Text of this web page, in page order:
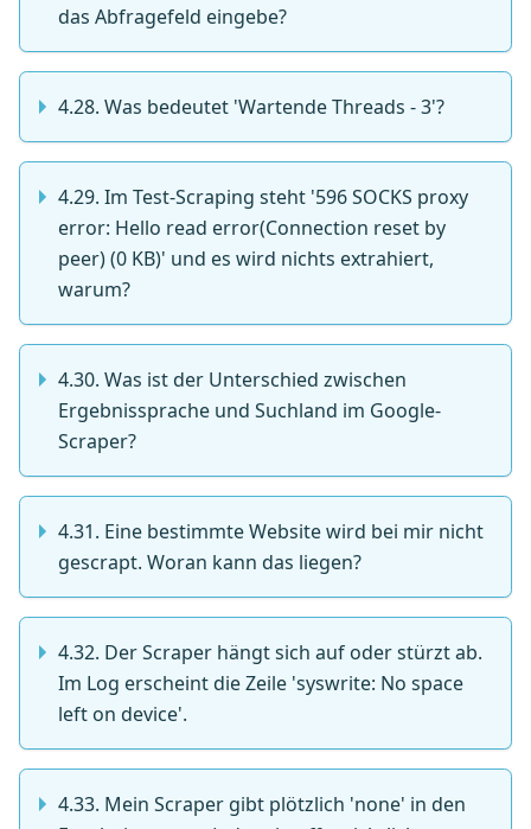
das Abfragefeld eingebe?
4.28. Was bedeutet 'Wartende Threads - 3'?
4.29. Im Test-Scraping steht '596 SOCKS proxy
error: Hello read error(Connection reset by
peer) (0 KB)' und es wird nichts extrahiert,
warum?
4.30. Was ist der Unterschied zwischen
Ergebnissprache und Suchland im Google-
Scraper?
4.31. Eine bestimmte Website wird bei mir nicht
gescrapt. Woran kann das liegen?
4.32. Der Scraper hängt sich auf oder stürzt ab.
Im Log erscheint die Zeile 'syswrite: No space
left on device'.
4.33. Mein Scraper gibt plötzlich 'none' in den